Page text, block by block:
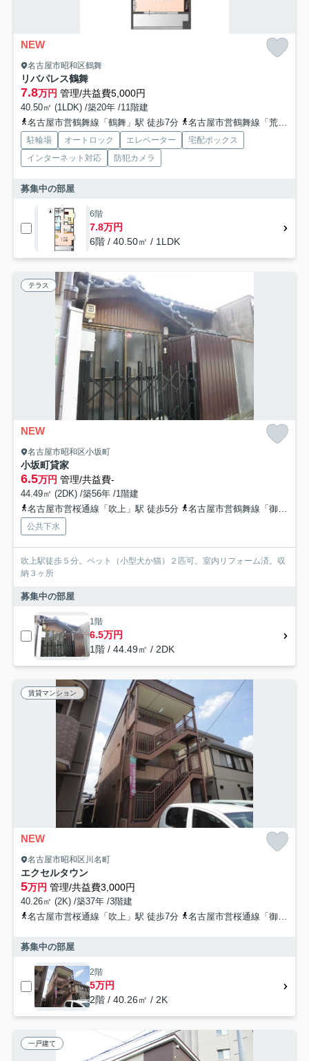
NEW
名古屋市昭和区鶴舞
リバパレス鶴舞
7.8万円 管理/共益費5,000円
40.50㎡ (1LDK) /築20年 /11階建
名古屋市営鶴舞線「鶴舞」駅 徒歩7分
名古屋市営鶴舞線「荒畑」駅 徒歩11分
駐輪場 オートロック エレベーター
宅配ボックス
インターネット対応
防犯カメラ
募集中の部屋
6階
7.8万円
6階 / 40.50㎡ / 1LDK
テラス
NEW
名古屋市昭和区小坂町
小坂町貸家
6.5万円 管理/共益費-
44.49㎡ (2DK) /築56年 /1階建
名古屋市営桜通線「吹上」駅 徒歩5分
名古屋市営鶴舞線「御器所」駅 徒歩8分
公共下水
吹上駅徒歩５分。ペット（小型犬か猫）２匹可。室内リフォーム済。収
納３ヶ所
募集中の部屋
1階
6.5万円
1階 / 44.49㎡ / 2DK
賃貸マンション
NEW
名古屋市昭和区川名町
エクセルタウン
5万円 管理/共益費3,000円
40.26㎡ (2K) /築37年 /3階建
名古屋市営桜通線「吹上」駅 徒歩7分
名古屋市営桜通線「御器所」駅 徒歩13分
募集中の部屋
2階
5万円
2階 / 40.26㎡ / 2K
一戸建て